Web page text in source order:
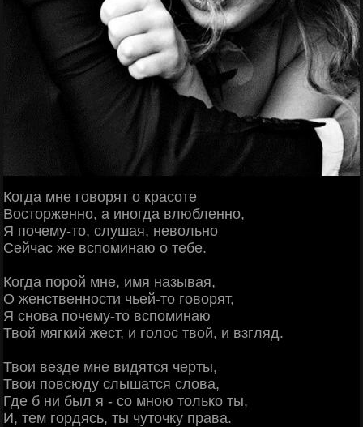
Когда мне говорят о красоте
Восторженно, а иногда влюбленно,
Я почему-то, слушая, невольно
Сейчас же вспоминаю о тебе.
Когда порой мне, имя называя,
О женственности чьей-то говорят,
Я снова почему-то вспоминаю
Твой мягкий жест, и голос твой, и взгляд.
Твои везде мне видятся черты,
Твои повсюду слышатся слова,
Где б ни был я - со мною только ты,
И, тем гордясь, ты чуточку права.